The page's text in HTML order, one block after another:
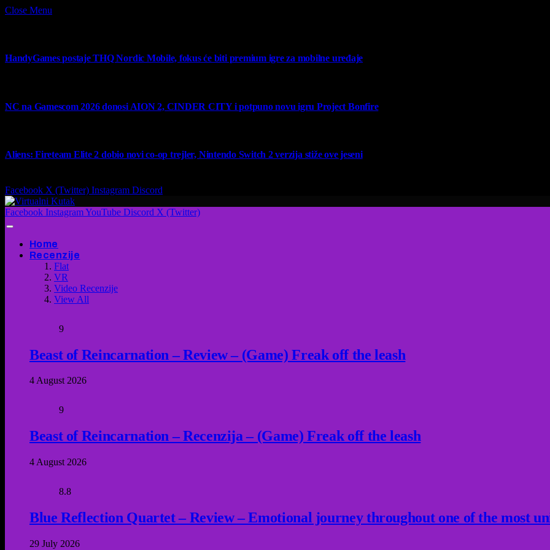
Close Menu
HandyGames postaje THQ Nordic Mobile, fokus će biti premium igre za mobilne uređaje
NC na Gamescom 2026 donosi AION 2, CINDER CITY i potpuno novu igru Project Bonfire
Aliens: Fireteam Elite 2 dobio novi co-op trejler, Nintendo Switch 2 verzija stiže ove jeseni
Facebook X (Twitter) Instagram Discord
Facebook InstagramYouTube Discord X (Twitter)
Home
Recenzije
Flat
VR
Video Recenzije
View All
9
Beast of Reincarnation – Review – (Game) Freak off the leash
4 August 2026
9
Beast of Reincarnation – Recenzija – (Game) Freak off the leash
4 August 2026
8.8
Blue Reflection Quartet – Review – Emotional journey throughout one of the most
29 July 2026